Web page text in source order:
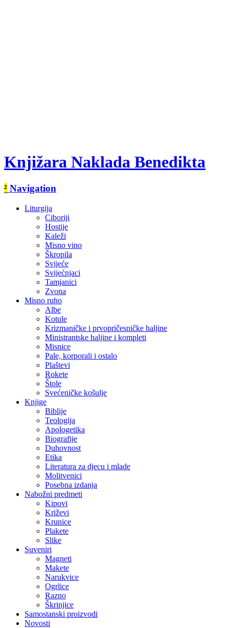
Knjižara Naklada Benedikta
² Navigation
Liturgija
Ciboriji
Hostije
Kaleži
Misno vino
Škropila
Svijeće
Svijećnjaci
Tamjanici
Zvona
Misno ruho
Albe
Kotule
Krizmaničke i prvopričesničke haljine
Ministrantske haljine i kompleti
Misnice
Pale, korporali i ostalo
Plaštevi
Rokete
Štole
Svećeničke košulje
Knjige
Biblije
Teologija
Apologetika
Biografije
Duhovnost
Etika
Literatura za djecu i mlade
Molitvenici
Posebna izdanja
Nabožni predmeti
Kipovi
Križevi
Krunice
Plakete
Slike
Suveniri
Magneti
Makete
Narukvice
Ogrlice
Razno
Škrinjice
Samostanski proizvodi
Novosti